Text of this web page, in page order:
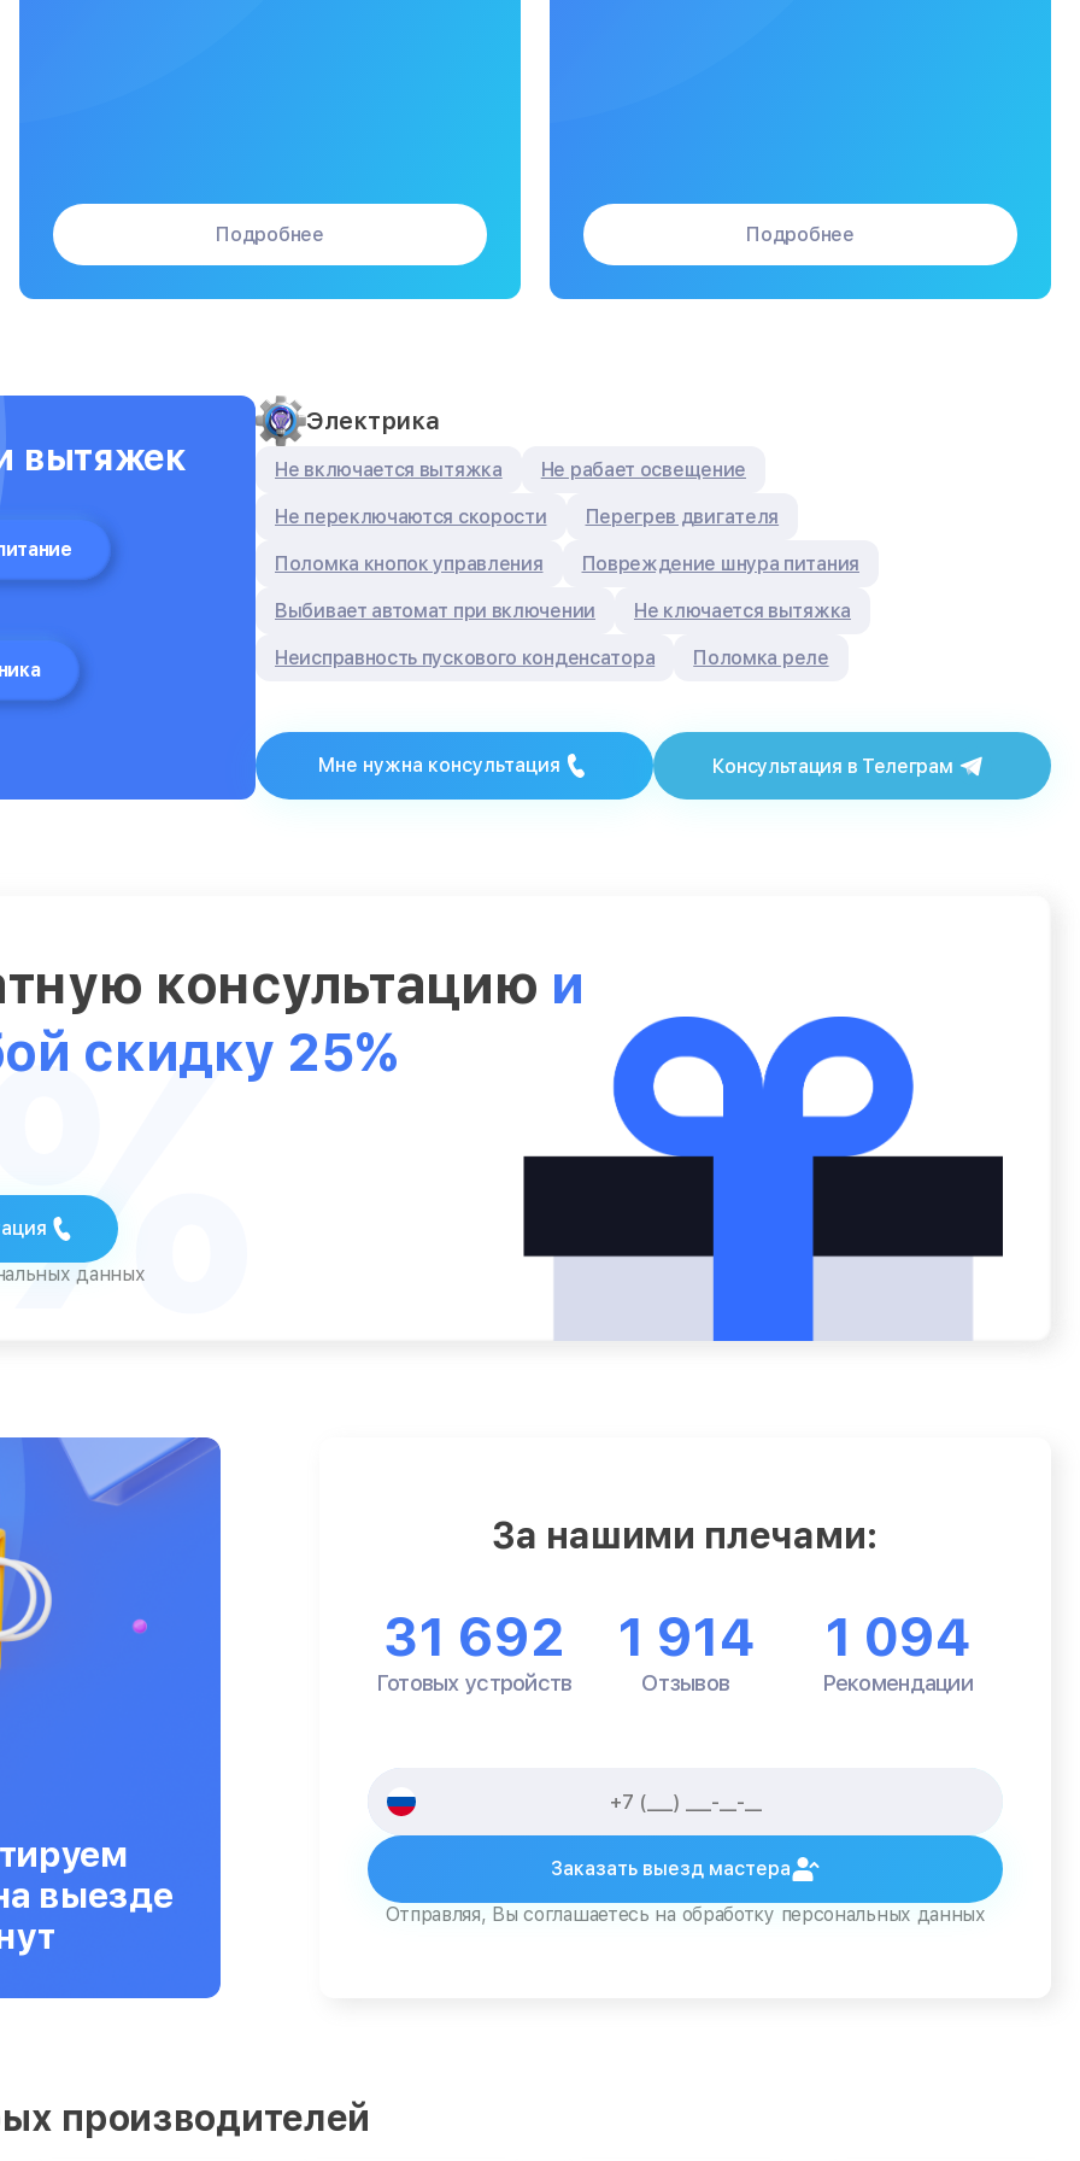
Подробнее Подробнее
вытяжек
Электрика
Не включается вытяжка Не рабает освещение
Не переключаются скорости Перегрев двигателя
Поломка кнопок управления Повреждение шнура питания
Выбивает автомат при включении Не ключается вытяжка
Неисправность пускового конденсатора Поломка реле
Мне нужна консультация Консультация в Телеграм
консультацию и
скидку 25%
данных
выезде
За нашими плечами:
31 692
Готовых устройств
1 914
Отзывов
1 094
Рекомендации
Заказать выезд мастера
Отправляя, Вы соглашаетесь на обработку персональных данных
производителей